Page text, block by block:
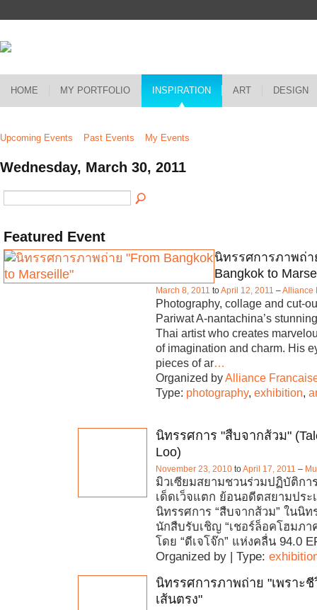
HOME MY PORTFOLIO INSPIRATION ART DESIGN
Upcoming Events Past Events My Events
Wednesday, March 30, 2011
Featured Event
นิทรรศการภาพถ่า
Bangkok to
March 8, 2011 toApril 12, 2011 –Alliance
Photography, collage and cut-
Pariwat A-nantachina’s
Thai artist who creates
of imagination and charm. His
pieces of ar
Organized by Alliance
Type: photography, exhibition
นิทรรศการ "สืบจากส้วม"
Loo)
November 23, 2010 toApril 17, 2011 –
มิวเซียมสยามชวนร่วมปฏิบัติกา
เด็ดเว็จแตก ย้อนอดีตสยามประ
นิทรรศการ “สืบจากส้วม” ในนิ
นักสืบรับเชิญ “เชอร์ล็อคโฮมภา
โดย “ดีเจโจ๊ก” แห่งคลื่น 94.0
Organized by | Type:
นิทรรศการภาพถ่าย "เพราะ
เส้นตรง"